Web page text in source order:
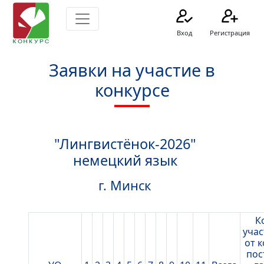
Вход Регистрация
Заявки на участие в
конкурсе
"Лингвистёнок-2026"
немецкий язык
г. Минск
от